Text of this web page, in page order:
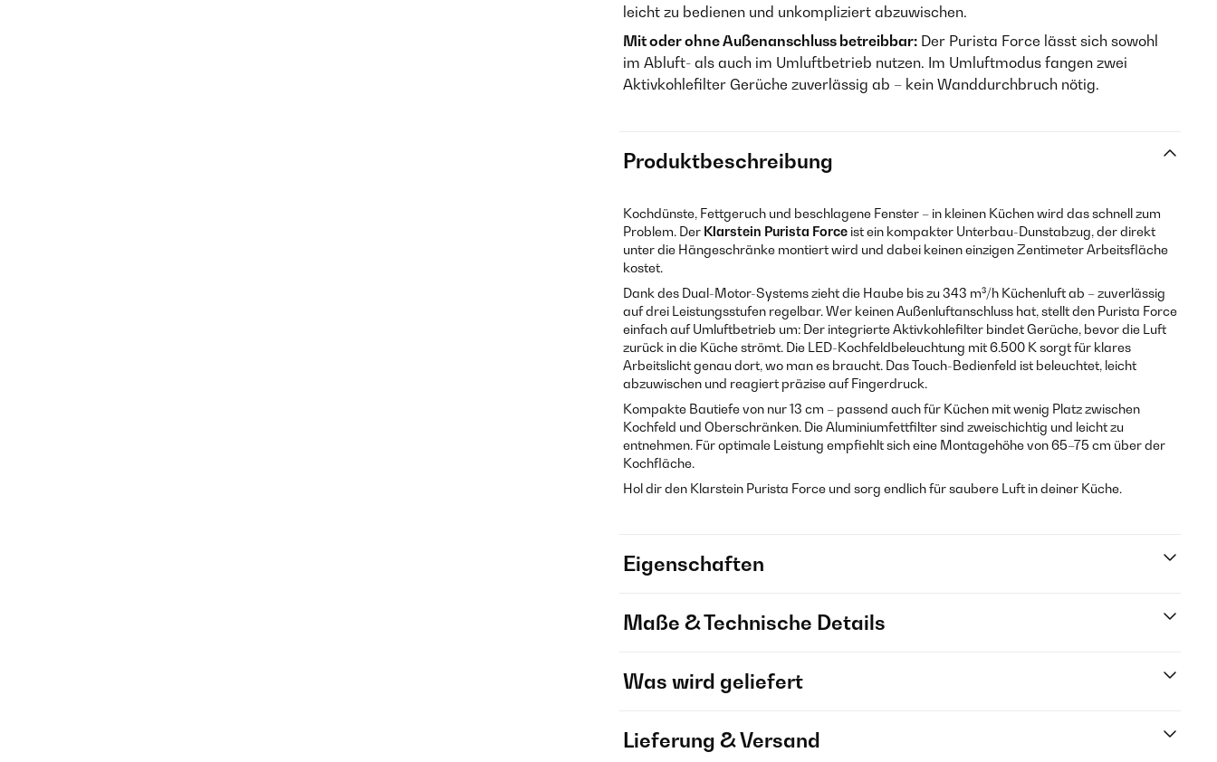
leicht zu bedienen und unkompliziert abzuwischen.
Mit oder ohne Außenanschluss betreibbar: Der Purista Force lässt sich sowohl
im Abluft- als auch im Umluftbetrieb nutzen. Im Umluftmodus fangen zwei
Aktivkohlefilter Gerüche zuverlässig ab – kein Wanddurchbruch nötig.
Produktbeschreibung
Kochdünste, Fettgeruch und beschlagene Fenster – in kleinen Küchen wird das schnell zum
Problem. Der Klarstein Purista Force ist ein kompakter Unterbau-Dunstabzug, der direkt
unter die Hängeschränke montiert wird und dabei keinen einzigen Zentimeter Arbeitsfläche
kostet.
Dank des Dual-Motor-Systems zieht die Haube bis zu 343 m³/h Küchenluft ab – zuverlässig
auf drei Leistungsstufen regelbar. Wer keinen Außenluftanschluss hat, stellt den Purista Force
einfach auf Umluftbetrieb um: Der integrierte Aktivkohlefilter bindet Gerüche, bevor die Luft
zurück in die Küche strömt. Die LED-Kochfeldbeleuchtung mit 6.500 K sorgt für klares
Arbeitslicht genau dort, wo man es braucht. Das Touch-Bedienfeld ist beleuchtet, leicht
abzuwischen und reagiert präzise auf Fingerdruck.
Kompakte Bautiefe von nur 13 cm – passend auch für Küchen mit wenig Platz zwischen
Kochfeld und Oberschränken. Die Aluminiumfettfilter sind zweischichtig und leicht zu
entnehmen. Für optimale Leistung empfiehlt sich eine Montagehöhe von 65–75 cm über der
Kochfläche.
Hol dir den Klarstein Purista Force und sorg endlich für saubere Luft in deiner Küche.
Eigenschaften
Maße & Technische Details
Was wird geliefert
Lieferung & Versand